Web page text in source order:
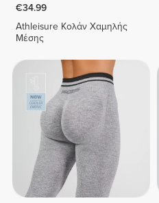
€34.99
Athleisure Κολάν Χαμηλής
Μέσης